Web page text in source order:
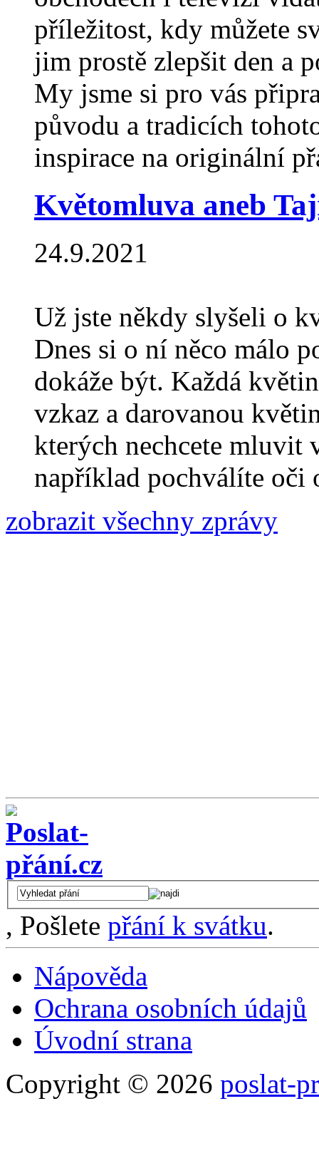
příležitost, kdy můžete
jim prostě zlepšit den a
My jsme si pro vás
původu a tradicích
inspirace na originální
Květomluva aneb
24.9.2021
Už jste někdy slyšeli o
Dnes si o ní něco málo
dokáže být. Každá
vzkaz a darovanou
kterých nechcete mluvit
například pochválíte oči
zobrazit všechny zprávy
, Pošlete přání k svátku.
Nápověda
Ochrana osobních údajů
Úvodní strana
Copyright © 2026 poslat-